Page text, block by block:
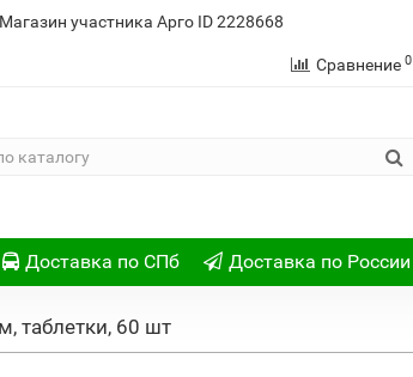
Магазин участника Арго ID 2228668
Сравнение 0
Доставка по СПб Доставка по России
таблетки, 60 шт